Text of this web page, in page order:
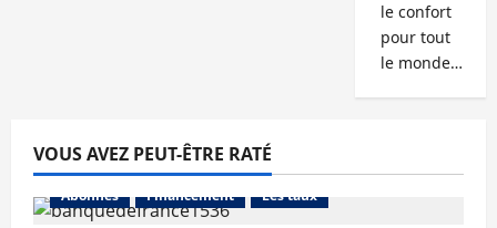
le confort
pour tout
le monde…
VOUS AVEZ PEUT-ÊTRE RATÉ
Abonnés Financement Les taux